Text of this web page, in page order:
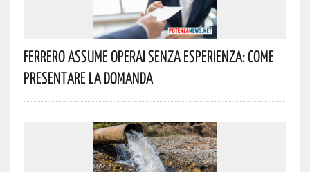
Ferrero Assume Operai Senza Esperienza: Come
Presentare La Domanda